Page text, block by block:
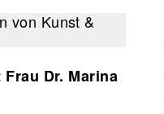
Dr. Marina